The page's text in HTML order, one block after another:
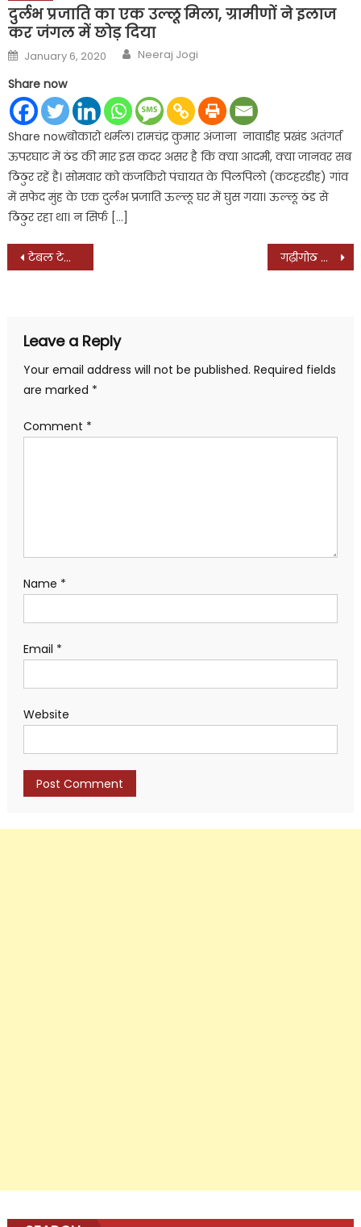
दुर्लभ प्रजाति का एक उल्लू मिला, ग्रामीणों ने इलाज
कर जंगल में छोड़ दिया
Posted
on
January 6, 2020 Author
Neeraj Jogi
Share now
Share nowबोकारो थर्मल। रामचंद्र कुमार अंजाना नावाडीह प्रखंड अतंगर्त
ऊपरघाट में ठंड की मार इस कदर असर है कि क्या आदमी, क्या जानवर सब
ठिठुर रहें है। सोमवार को कंजकिरो पंचायत के पिलपिलो (कटहरडीह) गांव
में सफेद मुंह के एक दुर्लभ प्रजाति ऊल्लू घर में घुस गया। ऊल्लू ठंड से
ठिठुर रहा था। न सिर्फ […]
Post
टेबल टेनिस टूर्नामेंट में बोकारो थर्मल बना ओवरआॅल चैम्पियन गढ़ीगोठ कैनाल के पास नहर में डूबा बाइक सवार
Leave a Reply
Your email address will not be published. Required fields
are marked *
Comment *
Name *
Email *
Website